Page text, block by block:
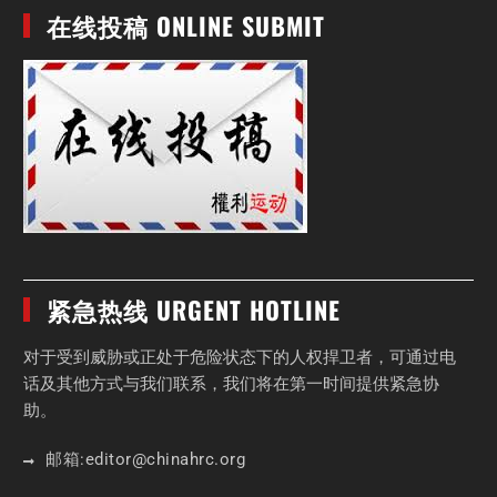
在线投稿 ONLINE SUBMIT
紧急热线 URGENT HOTLINE
对于受到威胁或正处于危险状态下的人权捍卫者，可通过电
话及其他方式与我们联系，我们将在第一时间提供紧急协
助。
邮箱:editor@chinahrc.org